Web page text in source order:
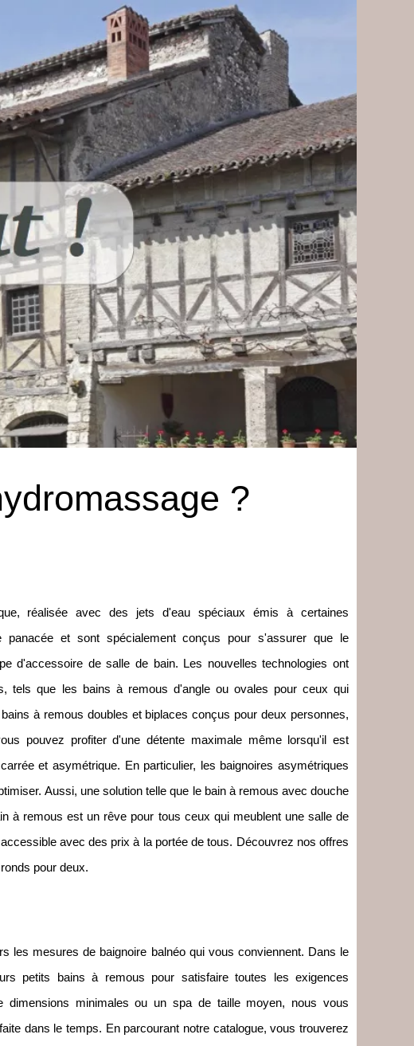
?
réalisée avec des jets d'eau spéciaux émis à certaines
et sont spécialement conçus pour s'assurer que le
d'accessoire de salle de bain. Les nouvelles technologies ont
tels que les bains à remous d'angle ou ovales pour ceux qui
à remous doubles et biplaces conçus pour deux personnes,
pouvez profiter d'une détente maximale même lorsqu'il est
et asymétrique. En particulier, les baignoires asymétriques
Aussi, une solution telle que le bain à remous avec douche
à remous est un rêve pour tous ceux qui meublent une salle de
avec des prix à la portée de tous. Découvrez nos offres
pour deux.
les mesures de baignoire balnéo qui vous conviennent. Dans le
petits bains à remous pour satisfaire toutes les exigences
dimensions minimales ou un spa de taille moyen, nous vous
dans le temps. En parcourant notre catalogue, vous trouverez